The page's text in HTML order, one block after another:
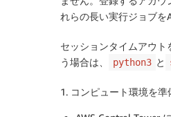
れらの長い実行ジョブを
セッションタイムアウ
う場合は、
python3 と
1. コンピュート環境を準